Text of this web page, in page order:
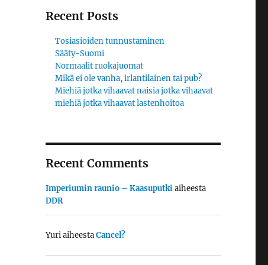
Recent Posts
Tosiasioiden tunnustaminen
Sääty-Suomi
Normaalit ruokajuomat
Mikä ei ole vanha, irlantilainen tai pub?
Miehiä jotka vihaavat naisia jotka vihaavat
miehiä jotka vihaavat lastenhoitoa
Recent Comments
Imperiumin raunio – Kaasuputkiaiheesta
DDR
YuriaiheestaCancel?